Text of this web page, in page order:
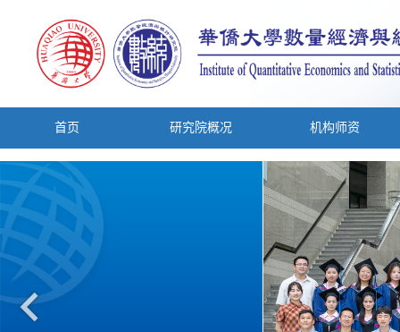
首页 研究院概况 机构师资